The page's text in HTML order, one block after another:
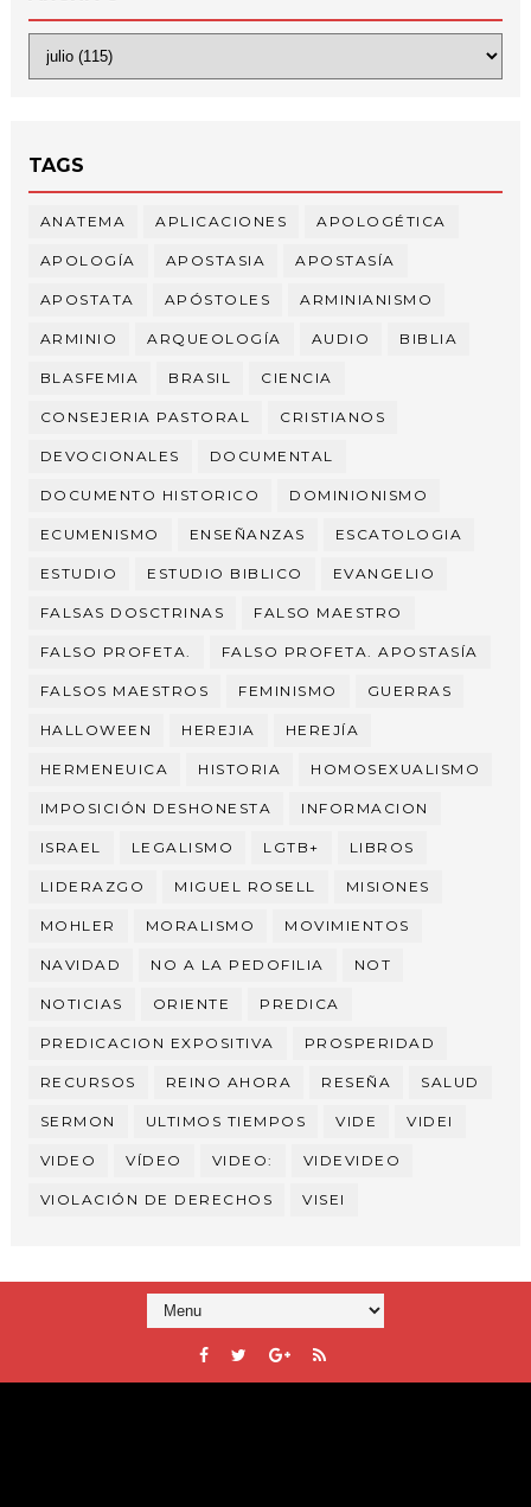
TAGS
ANATEMA APLICACIONES APOLOGÉTICA
APOLOGÍA APOSTASIA APOSTASÍA
APOSTATA APÓSTOLES ARMINIANISMO
ARMINIO ARQUEOLOGÍA AUDIO BIBLIA
BLASFEMIA BRASIL CIENCIA
CONSEJERIA PASTORAL CRISTIANOS
DEVOCIONALES DOCUMENTAL
DOCUMENTO HISTORICO DOMINIONISMO
ECUMENISMO ENSEÑANZAS ESCATOLOGIA
ESTUDIO ESTUDIO BIBLICO EVANGELIO
FALSAS DOSCTRINAS FALSO MAESTRO
FALSO PROFETA. FALSO PROFETA. APOSTASÍA
FALSOS MAESTROS FEMINISMO GUERRAS
HALLOWEEN HEREJIA HEREJÍA
HERMENEUICA HISTORIA HOMOSEXUALISMO
IMPOSICIÓN DESHONESTA INFORMACION
ISRAEL LEGALISMO LGTB+ LIBROS
LIDERAZGO MIGUEL ROSELL MISIONES
MOHLER MORALISMO MOVIMIENTOS
NAVIDAD NO A LA PEDOFILIA NOT
NOTICIAS ORIENTE PREDICA
PREDICACION EXPOSITIVA PROSPERIDAD
RECURSOS REINO AHORA RESEÑA SALUD
SERMON ULTIMOS TIEMPOS VIDE VIDEI
VIDEO VÍDEO VIDEO: VIDEVIDEO
VIOLACIÓN DE DERECHOS VISEI